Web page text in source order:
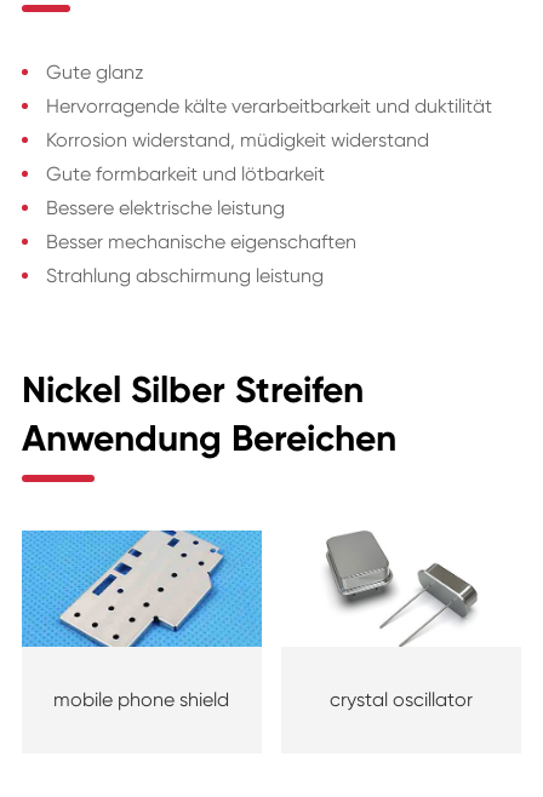
Gute glanz
Hervorragende kälte verarbeitbarkeit und duktilität
Korrosion widerstand, müdigkeit widerstand
Gute formbarkeit und lötbarkeit
Bessere elektrische leistung
Besser mechanische eigenschaften
Strahlung abschirmung leistung
Nickel Silber Streifen
Anwendung Bereichen
mobile phone shield crystal oscillator